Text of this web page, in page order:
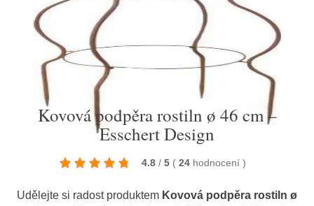
Kovová podpěra rostiln ø 46 cm –
Esschert Design
4.8 / 5 ( 24 hodnocení )
Udělejte si radost produktem Kovová podpěra rostiln ø